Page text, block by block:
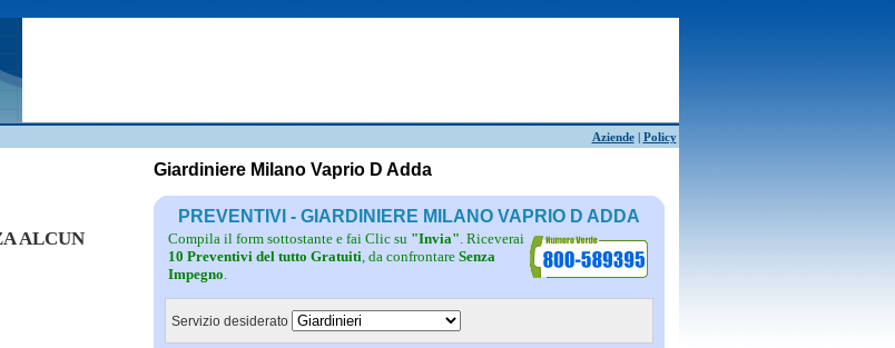
Aziende| Policy
ALCUN
Giardiniere Milano Vaprio D Adda
PREVENTIVI - GIARDINIERE MILANO VAPRIO D ADDA
Compila il form sottostante e fai Clic su "Invia". Riceverai
10 Preventivi del tutto Gratuiti, da confrontareSenza
Impegno.
Servizio desiderato